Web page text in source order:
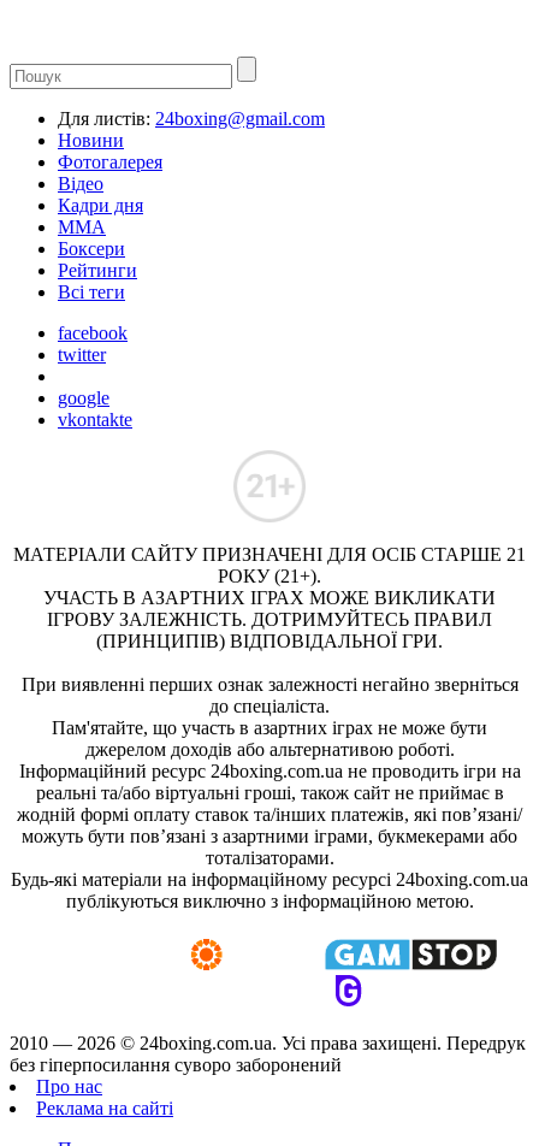
Для листів: 24boxing@gmail.com
Новини
Фотогалерея
Відео
Кадри дня
ММА
Боксери
Рейтинги
Всі теги
facebook
twitter
google
vkontakte
МАТЕРІАЛИ САЙТУ ПРИЗНАЧЕНІ ДЛЯ ОСІБ СТАРШЕ 21
РОКУ (21+).
УЧАСТЬ В АЗАРТНИХ ІГРАХ МОЖЕ ВИКЛИКАТИ
ІГРОВУ ЗАЛЕЖНІСТЬ. ДОТРИМУЙТЕСЬ ПРАВИЛ
(ПРИНЦИПІВ) ВІДПОВІДАЛЬНОЇ ГРИ.
При виявленні перших ознак залежності негайно зверніться
до спеціаліста.
Пам'ятайте, що участь в азартних іграх не може бути
джерелом доходів або альтернативою роботі.
Інформаційний ресурс 24boxing.com.ua не проводить ігри на
реальні та/або віртуальні гроші, також сайт не приймає в
жодній формі оплату ставок та/інших платежів, які пов’язані/
можуть бути пов’язані з азартними іграми, букмекерами або
тоталізаторами.
Будь-які матеріали на інформаційному ресурсі 24boxing.com.ua
публікуються виключно з інформаційною метою.
2010 — 2026 © 24boxing.com.ua. Усi права захищенi. Передрук
без гіперпосилання суворо заборонений
Про нас
Реклама на сайті